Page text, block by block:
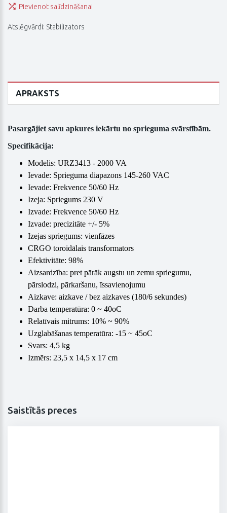
Pievienot salīdzināšanai
Atslēgvārdi: Stabilizators
APRAKSTS
Pasargājiet savu apkures iekārtu no sprieguma svārstībām.
Specifikācija:
Modelis: URZ3413 - 2000 VA
Ievade: Sprieguma diapazons 145-260 VAC
Ievade: Frekvence 50/60 Hz
Izeja: Spriegums 230 V
Izvade: Frekvence 50/60 Hz
Izvade: precizitāte +/- 5%
Izejas spriegums: vienfāzes
CRGO toroidālais transformators
Efektivitāte: 98%
Aizsardzība: pret pārāk augstu un zemu spriegumu,
pārslodzi, pārkaršanu, īssavienojumu
Aizkave: aizkave / bez aizkaves (180/6 sekundes)
Darba temperatūra: 0 ~ 40oC
Relatīvais mitrums: 10% ~ 90%
Uzglabāšanas temperatūra: -15 ~ 45oC
Svars: 4,5 kg
Izmērs: 23,5 x 14,5 x 17 cm
Saistītās preces